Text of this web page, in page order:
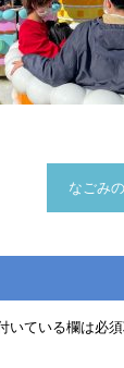
なごみ
いている欄は必